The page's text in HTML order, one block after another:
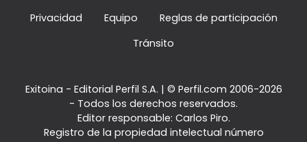
Privacidad
Equipo
Reglas de participación
Tránsito
Exitoina - Editorial Perfil S.A. | © Perfil.com 2006-2026
- Todos los derechos reservados.
Editor responsable: Carlos Piro.
Registro de la propiedad intelectual número